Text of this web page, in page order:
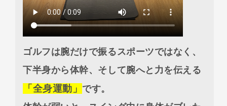
ゴルフは腕だけで振るスポーツではなく、
下半身から体幹、そして腕へと力を伝える
「全身運動」 です。